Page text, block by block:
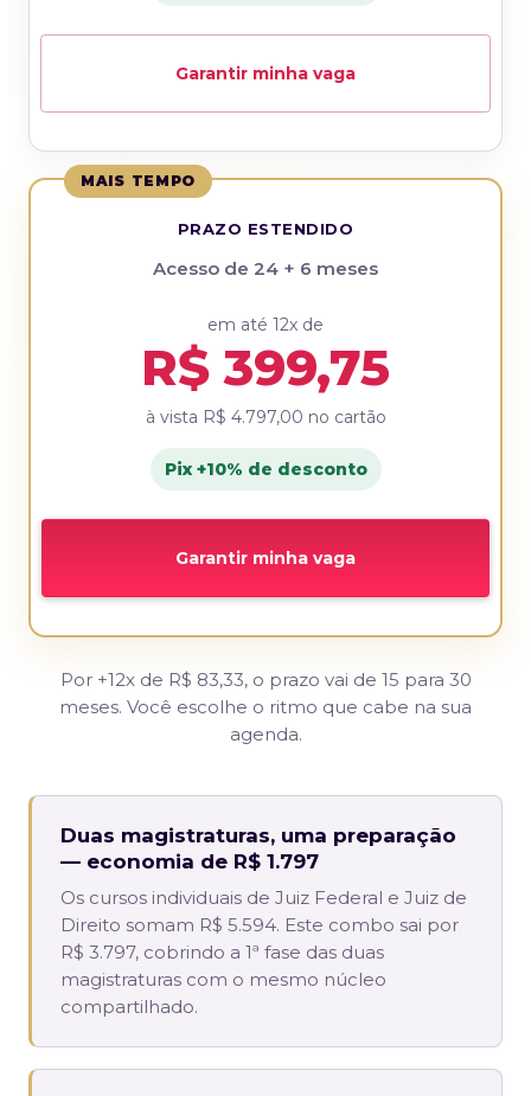
Garantir minha vaga
MAIS TEMPO
PRAZO ESTENDIDO
Acesso de 24 + 6 meses
em até 12x de
R$ 399,75
à vista R$ 4.797,00 no cartão
Pix +10% de desconto
Garantir minha vaga
Por +12x de R$ 83,33, o prazo vai de 15 para 30
meses. Você escolhe o ritmo que cabe na sua
agenda.
Duas magistraturas, uma preparação
— economia de R$ 1.797
Os cursos individuais de Juiz Federal e Juiz de
Direito somam R$ 5.594. Este combo sai por
R$ 3.797, cobrindo a 1ª fase das duas
magistraturas com o mesmo núcleo
compartilhado.